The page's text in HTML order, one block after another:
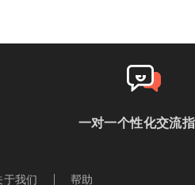
一对一个性化交流
于我们 帮助